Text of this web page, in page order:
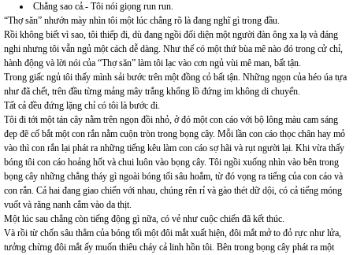
Chẳng sao cả.- Tôi nói giọng run run.
“Thợ săn” nhướn mày nhìn tôi một lúc chẳng rõ là đang nghĩ gì trong đầu.
Rồi không biết vì sao, tôi thiếp đi, dù đang ngồi đối diện một người đàn ông xa lạ và đáng
nghi nhưng tôi vẫn ngủ một cách dễ dàng. Như thể có một thứ bùa mê nào đó trong cử chỉ,
hành động và lời nói của “Thợ săn” làm tôi lạc vào cơn ngủ vùi mê man, bất tận.
Trong giấc ngủ tôi thấy mình sải bước trên một đồng cỏ bất tận. Những ngọn của héo úa tựa
như đã chết, trên đầu từng mảng mây trắng khổng lồ đứng im không di chuyển.
Tất cả đều đứng lặng chỉ có tôi là bước đi.
Tôi đi tới một tán cây nằm trên ngọn đồi nhỏ, ở đó một con cáo với bộ lông màu cam sáng
đẹp đẽ cố bắt một con rắn nằm cuộn tròn trong bọng cây. Mỗi lần con cáo thọc chân hay mỏ
vào thì con rắn lại phát ra những tiếng kêu làm con cáo sợ hãi và rụt người lại. Khi vừa thấy
bóng tôi con cáo hoảng hốt và chui luôn vào bọng cây. Tôi ngồi xuống nhìn vào bên trong
bọng cây những chẳng tháy gì ngoài bóng tối sâu hoắm, từ đó vọng ra tiếng của con cáo và
con rắn. Cả hai đang giao chiến với nhau, chúng rên rỉ và gào thét dữ dội, có cả tiếng móng
vuốt và răng nanh cắm vào da thịt.
Một lúc sau chẳng còn tiếng động gì nữa, có vẻ như cuộc chiến đã kết thúc.
Và rồi từ chốn sâu thẳm của bóng tối một đôi mắt xuất hiện, đôi mắt mở to đỏ rực như lửa,
tưởng chừng đôi mắt ấy muốn thiêu cháy cả linh hồn tôi. Bên trong bọng cây phát ra một